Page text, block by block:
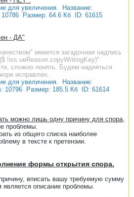
- ДА"
имеется загадочная надпись
!iss ueReason.copyWritingKey)"
сложно понять. Будем надеяться
исправлен.
можно лишь одну причину для спора,
проблемы.
из общего списка наиболее
в тексте к претензии.
формы открытия спора.
вписать вашу требуемую сумму
является описание проблемы.